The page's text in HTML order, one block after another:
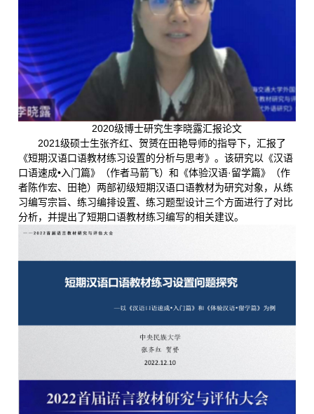
2020级博士研究生李晓露汇报论文
2021级硕士生张齐红、贺赟在田艳导师的指导下，汇报了
《短期汉语口语教材练习设置的分析与思考》。该研究以《汉语
口语速成•入门篇》（作者马箭飞）和《体验汉语·留学篇》（作
者陈作宏、田艳）两部初级短期汉语口语教材为研究对象，从练
习编写宗旨、练习编排设置、练习题型设计三个方面进行了对比
分析，并提出了短期口语教材练习编写的相关建议。